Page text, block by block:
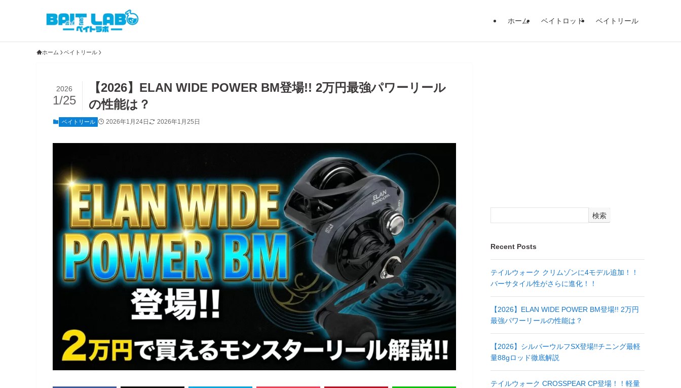
ホーム ベイトロッド ベイトリール
ホーム ベイトリール
【2026】ELAN WIDE POWER BM登場!! 2万円最強パワーリール
の性能は？
2026
1/25
ベイトリール 2026年1月24日 2026年1月25日
検索
Recent Posts
テイルウォーク クリムゾンに4モデル追加！！
バーサタイル性がさらに進化！！
【2026】ELAN WIDE POWER BM登場!! 2万円
最強パワーリールの性能は？
【2026】シルバーウルフSX登場!!チニング最軽
量88gロッド徹底解説
テイルウォーク CROSSPEAR CP登場！！軽量